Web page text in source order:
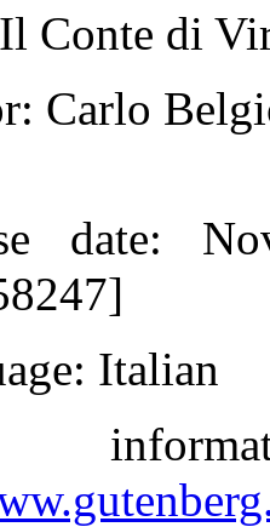
Conte di
: Carlo
date:
: Italian